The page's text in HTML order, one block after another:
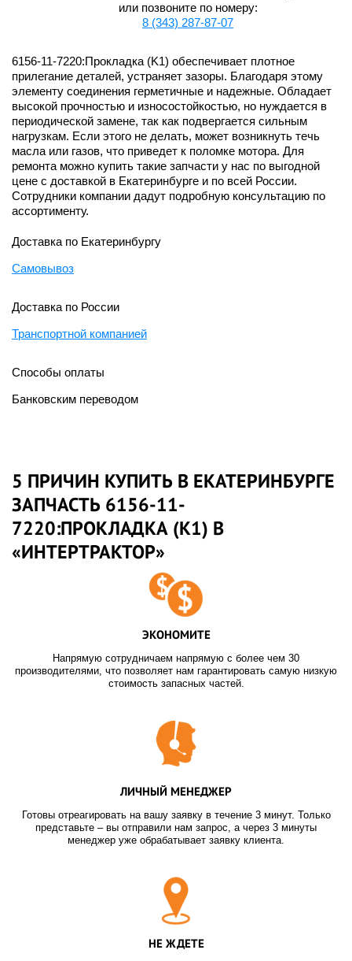
или позвоните по номеру:
8 (343) 287-87-07
6156-11-7220:Прокладка (K1) обеспечивает плотное
прилегание деталей, устраняет зазоры. Благодаря этому
элементу соединения герметичные и надежные. Обладает
высокой прочностью и износостойкостью, но нуждается в
периодической замене, так как подвергается сильным
нагрузкам. Если этого не делать, может возникнуть течь
масла или газов, что приведет к поломке мотора. Для
ремонта можно купить такие запчасти у нас по выгодной
цене с доставкой в Екатеринбурге и по всей России.
Сотрудники компании дадут подробную консультацию по
ассортименту.
Доставка по Екатеринбургу
Самовывоз
Доставка по России
Транспортной компанией
Способы оплаты
Банковским переводом
5 ПРИЧИН КУПИТЬ В ЕКАТЕРИНБУРГЕ
ЗАПЧАСТЬ 6156-11-
7220:ПРОКЛАДКА (K1) В
«ИНТЕРТРАКТОР»
ЭКОНОМИТЕ
Напрямую сотрудничаем напрямую с более чем 30
производителями, что позволяет нам гарантировать самую низкую
стоимость запасных частей.
ЛИЧНЫЙ МЕНЕДЖЕР
Готовы отреагировать на вашу заявку в течение 3 минут. Только
представьте – вы отправили нам запрос, а через 3 минуты
менеджер уже обрабатывает заявку клиента.
НЕ ЖДЕТЕ